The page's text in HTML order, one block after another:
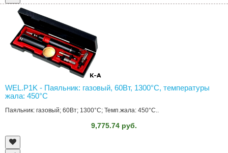
WEL.P1K - Паяльник: газовый, 60Вт, 1300°C, температуры
жала: 450°C
Паяльник: газовый; 60Вт; 1300°C; Темп.жала: 450°C..
9,775.74 руб.